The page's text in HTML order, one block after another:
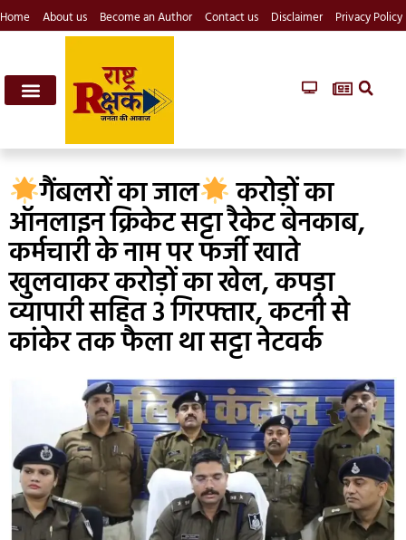
Home About us Become an Author Contact us Disclaimer Privacy Policy
गैंबलरों का जाल करोड़ों का
ऑनलाइन क्रिकेट सट्टा रैकेट बेनकाब,
कर्मचारी के नाम पर फर्जी खाते
खुलवाकर करोड़ों का खेल, कपड़ा
व्यापारी सहित 3 गिरफ्तार, कटनी से
कांकेर तक फैला था सट्टा नेटवर्क